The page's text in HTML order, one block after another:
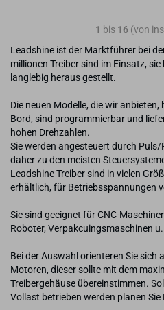
1 bis 16(von
Leadshine ist der Marktführer bei
millionen Treiber sind im Einsatz,
langlebig heraus gestellt.
Die neuen Modelle, die wir
Bord, sind programmierbar und
hohen Drehzahlen.
Sie werden angesteuert durch
daher zu den meisten
Leadshine Treiber sind in vielen
erhältlich, für Betriebsspannungen
Sie sind geeignet für CNC-
Roboter, Verpakcuingsmaschinen u.
Bei der Auswahl orienteren Sie sich
Motoren, dieser sollte mit dem
Treibergehäuse übereinstimmen.
Vollast betrieben werden planen Sie